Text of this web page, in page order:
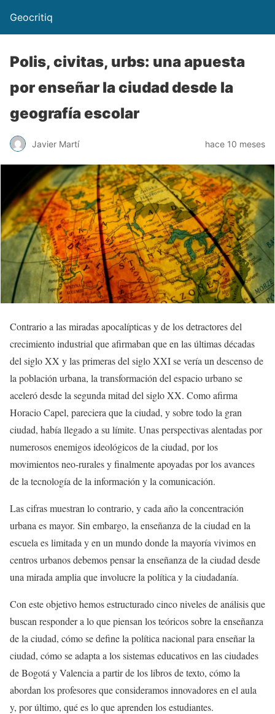
Geocritiq
Polis, civitas, urbs: una apuesta
por enseñar la ciudad desde la
geografía escolar
Javier Martí hace 10 meses
Contrario a las miradas apocalípticas y de los detractores del
crecimiento industrial que afirmaban que en las últimas décadas
del siglo XX y las primeras del siglo XXI se vería un descenso de
la población urbana, la transformación del espacio urbano se
aceleró desde la segunda mitad del siglo XX. Como afirma
Horacio Capel, pareciera que la ciudad, y sobre todo la gran
ciudad, había llegado a su límite. Unas perspectivas alentadas por
numerosos enemigos ideológicos de la ciudad, por los
movimientos neo-rurales y finalmente apoyadas por los avances
de la tecnología de la información y la comunicación.
Las cifras muestran lo contrario, y cada año la concentración
urbana es mayor. Sin embargo, la enseñanza de la ciudad en la
escuela es limitada y en un mundo donde la mayoría vivimos en
centros urbanos debemos pensar la enseñanza de la ciudad desde
una mirada amplia que involucre la política y la ciudadanía.
Con este objetivo hemos estructurado cinco niveles de análisis que
buscan responder a lo que piensan los teóricos sobre la enseñanza
de la ciudad, cómo se define la política nacional para enseñar la
ciudad, cómo se adapta a los sistemas educativos en las ciudades
de Bogotá y Valencia a partir de los libros de texto, cómo la
abordan los profesores que consideramos innovadores en el aula
y, por último, qué es lo que aprenden los estudiantes.